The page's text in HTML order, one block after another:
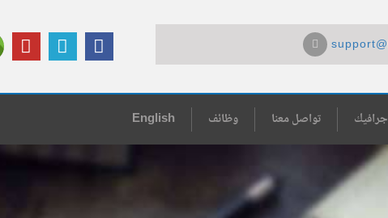
تواصل معنا وظائف English